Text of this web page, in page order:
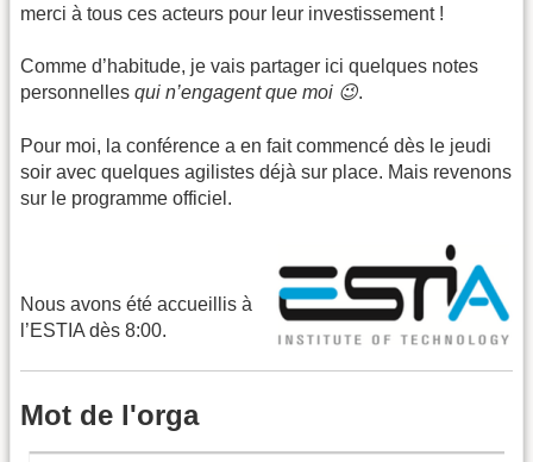
merci à tous ces acteurs pour leur investissement !
Comme d’habitude, je vais partager ici quelques notes
personnelles qui n’engagent que moi 😉.
Pour moi, la conférence a en fait commencé dès le jeudi
soir avec quelques agilistes déjà sur place. Mais revenons
sur le programme officiel.
Nous avons été accueillis à
l’ESTIA dès 8:00.
Mot de l'orga